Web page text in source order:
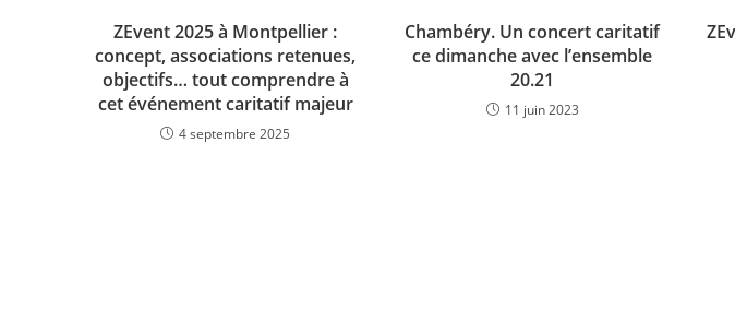
ZEvent 2025 à Montpellier :
concept, associations retenues,
objectifs… tout comprendre à
cet événement caritatif majeur
4 septembre 2025
Chambéry. Un concert caritatif
ce dimanche avec l’ensemble
20.21
11 juin 2023